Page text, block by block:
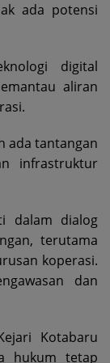
ada potensi
digital
aliran
ada tantangan
infrastruktur
dalam dialog
terutama
koperasi.
dan
Kotabaru
hukum tetap